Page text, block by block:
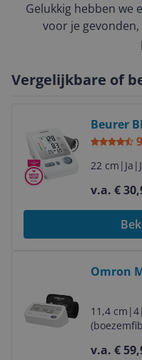
Gelukkig hebben we
voor je
Vergelijkbare of
Beurer
22 cm | Ja |
v.a. €
Omron
AFib
11,4 cm |4|
v.a. €